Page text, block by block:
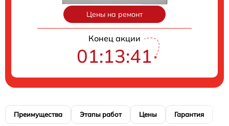
Цены на ремонт
Конец акции
01:13:41
Преимущества Этапы работ Цены Гарантия